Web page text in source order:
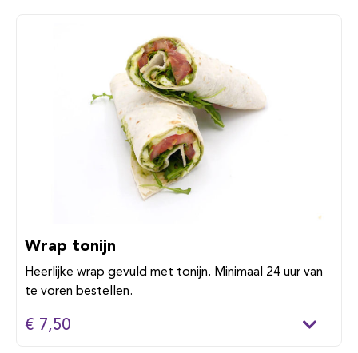
Wrap tonijn
Heerlijke wrap gevuld met tonijn. Minimaal 24 uur van
te voren bestellen.
€ 7,50